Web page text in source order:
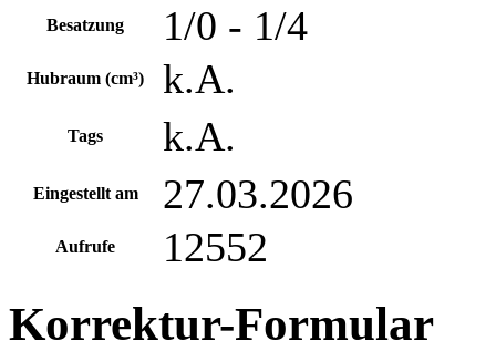
Besatzung 1/0 - 1/4
Hubraum (cm³) k.A.
Tags k.A.
Eingestellt am 27.03.2026
Aufrufe 12552
Korrektur-Formular